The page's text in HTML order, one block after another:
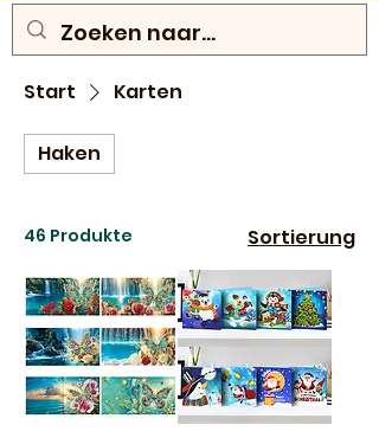
Start Karten
Haken
46 Produkte Sortierung